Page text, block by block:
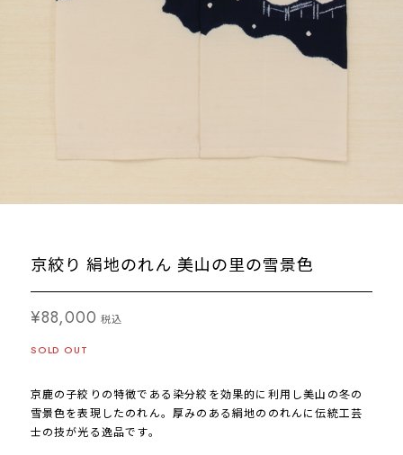
京絞り 絹地のれん 美山の里の雪景色
¥88,000 税込
SOLD OUT
京鹿の子絞りの特徴である染分絞を効果的に利用し美山の冬の
雪景色を表現したのれん。厚みのある絹地ののれんに伝統工芸
士の技が光る逸品です。